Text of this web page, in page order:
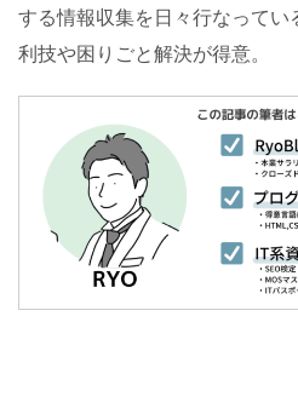
する情報収集を日々行なってい
利技や困りごと解決が得意。